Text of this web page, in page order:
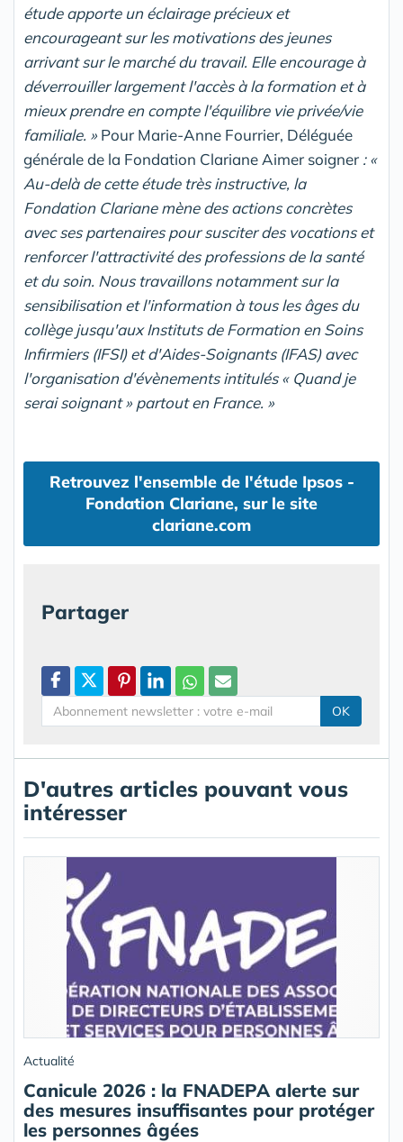
étude apporte un éclairage précieux et
encourageant sur les motivations des jeunes
arrivant sur le marché du travail. Elle encourage à
déverrouiller largement l'accès à la formation et à
mieux prendre en compte l'équilibre vie privée/vie
familiale. »Pour Marie-Anne Fourrier, Déléguée
générale de la Fondation Clariane Aimer soigner : «
Au-delà de cette étude très instructive, la
Fondation Clariane mène des actions concrètes
avec ses partenaires pour susciter des vocations et
renforcer l'attractivité des professions de la santé
et du soin. Nous travaillons notamment sur la
sensibilisation et l'information à tous les âges du
collège jusqu'aux Instituts de Formation en Soins
Infirmiers (IFSI) et d'Aides-Soignants (IFAS) avec
l'organisation d'évènements intitulés « Quand je
serai soignant » partout en France. »
Retrouvez l'ensemble de l'étude Ipsos -
Fondation Clariane, sur le site
clariane.com
Partager
OK
D'autres articles pouvant vous
intéresser
Actualité
Canicule 2026 : la FNADEPA alerte sur
des mesures insuffisantes pour protéger
les personnes âgées